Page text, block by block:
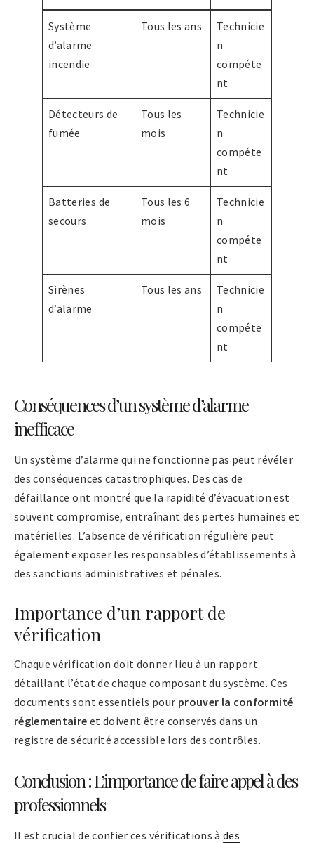
Système
d’alarme
incendie
Tous les ans
Technicie
n
compéte
nt
Détecteurs de
fumée
Tous les
mois
Technicie
n
compéte
nt
Batteries de
secours
Tous les 6
mois
Technicie
n
compéte
nt
Sirènes
d’alarme
Tous les ans
Technicie
n
compéte
nt
Conséquences d’un système d’alarme
inefficace
Un système d’alarme qui ne fonctionne pas peut révéler
des conséquences catastrophiques. Des cas de
défaillance ont montré que la rapidité d’évacuation est
souvent compromise, entraînant des pertes humaines et
matérielles. L’absence de vérification régulière peut
également exposer les responsables d’établissements à
des sanctions administratives et pénales.
Importance d’un rapport de
vérification
Chaque vérification doit donner lieu à un rapport
détaillant l’état de chaque composant du système. Ces
documents sont essentiels pour prouver la conformité
réglementaire et doivent être conservés dans un
registre de sécurité accessible lors des contrôles.
Conclusion : L’importance de faire appel à des
professionnels
Il est crucial de confier ces vérifications àdes